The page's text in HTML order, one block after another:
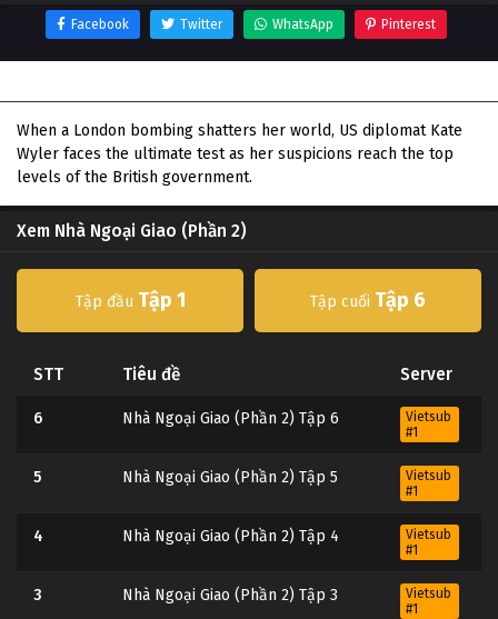
Facebook Twitter WhatsApp Pinterest
When a London bombing shatters her world, US diplomat Kate
Wyler faces the ultimate test as her suspicions reach the top
levels of the British government.
Xem Nhà Ngoại Giao (Phần 2)
Tập đầu Tập 1 Tập cuối Tập 6
STT Tiêu đề Server
6 Nhà Ngoại Giao (Phần 2) Tập 6
Vietsub
#1
5 Nhà Ngoại Giao (Phần 2) Tập 5
Vietsub
#1
4 Nhà Ngoại Giao (Phần 2) Tập 4
Vietsub
#1
3 Nhà Ngoại Giao (Phần 2) Tập 3
Vietsub
#1